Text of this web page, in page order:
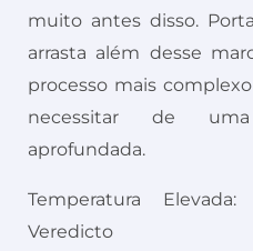
muito antes disso.
arrasta além desse
processo mais
necessitar de
aprofundada.
Temperatura
Veredicto